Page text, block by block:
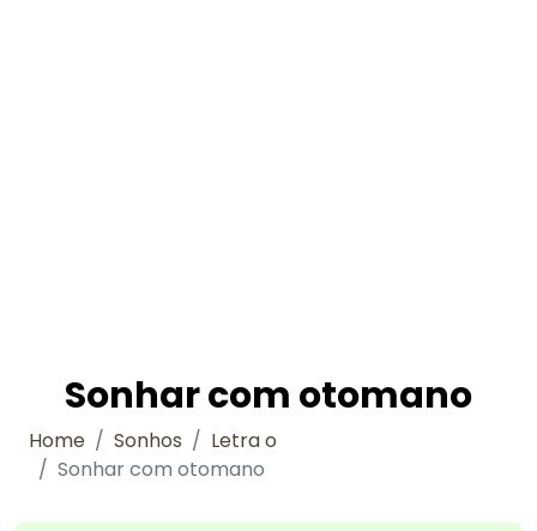
Sonhar com otomano
Home Sonhos
Letra o
Sonhar com otomano